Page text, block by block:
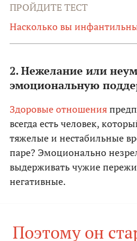
ПРОЙДИТЕ ТЕСТ
Насколько вы
2. Нежелание или
эмоциональную
Здоровые отношения
всегда есть человек,
тяжелые и нестабильные
паре? Эмоционально
выдерживать чужие
негативные.
Поэтому он